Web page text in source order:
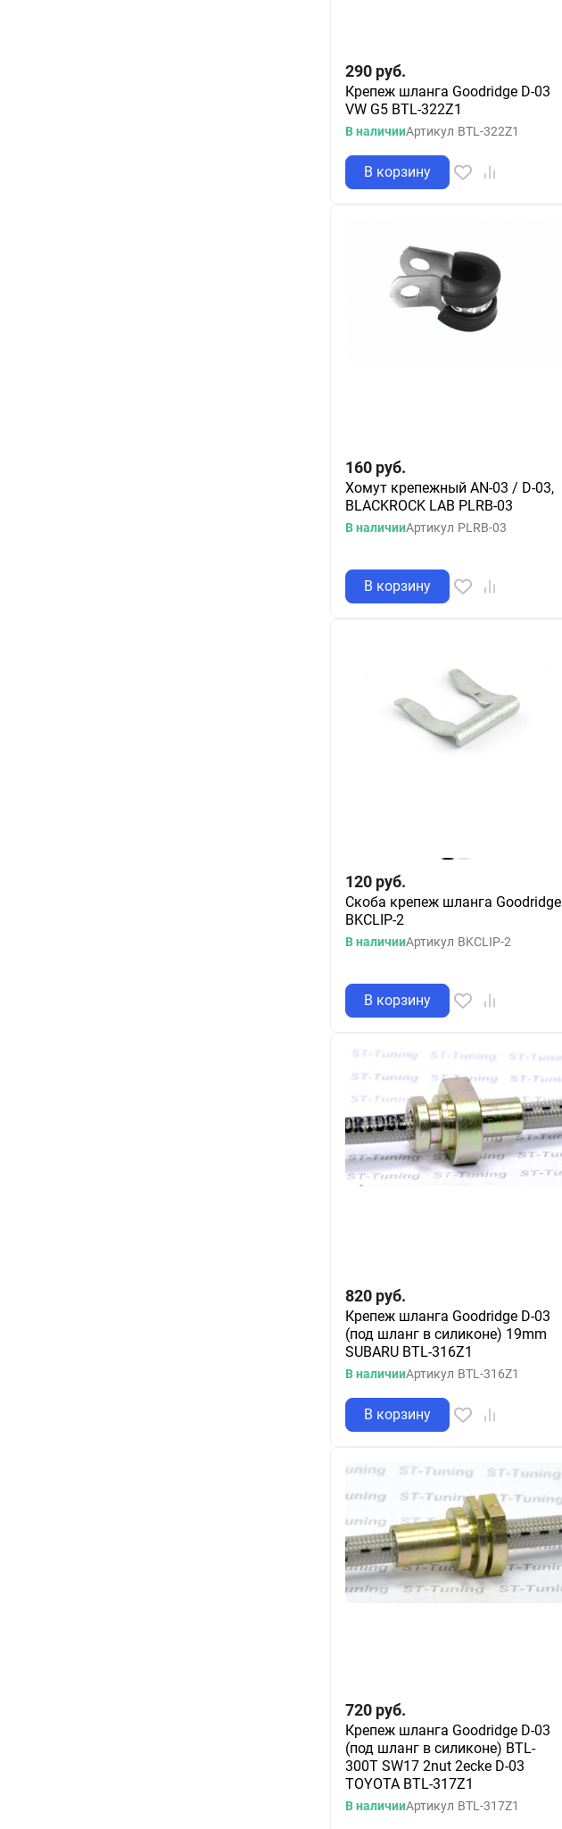
290 руб.
Крепеж шланга Goodridge D-03
VW G5 BTL-322Z1
В наличииАртикул BTL-322Z1
В корзину
160 руб.
Хомут крепежный AN-03 / D-03,
BLACKROCK LAB PLRB-03
В наличииАртикул PLRB-03
В корзину
120 руб.
Скоба крепеж шланга Goodridge
BKCLIP-2
В наличииАртикул BKCLIP-2
В корзину
820 руб.
Крепеж шланга Goodridge D-03
(под шланг в силиконе) 19mm
SUBARU BTL-316Z1
В наличииАртикул BTL-316Z1
В корзину
720 руб.
Крепеж шланга Goodridge D-03
(под шланг в силиконе) BTL-
300T SW17 2nut 2ecke D-03
TOYOTA BTL-317Z1
В наличииАртикул BTL-317Z1